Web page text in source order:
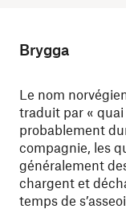
Brygga
Le nom
traduit par « quai
probablement
compagnie, les
généralement
chargent et
temps de